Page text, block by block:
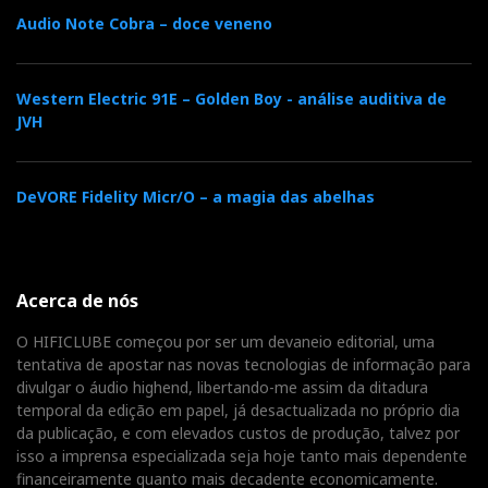
luz das suas emoções.
Nagra Compact VSF (base): 1.495 €
Distribuidor
Relacionado : Ajasom
Fazemos cinema! À sua medida...
Audio Note Cobra – doce veneno
Western Electric 91E – Golden Boy - análise auditiva de
JVH
DeVORE Fidelity Micr/O – a magia das abelhas
Acerca de nós
O HIFICLUBE começou por ser um devaneio editorial, uma
tentativa de apostar nas novas tecnologias de informação para
divulgar o áudio highend, libertando-me assim da ditadura
temporal da edição em papel, já desactualizada no próprio dia
da publicação, e com elevados custos de produção, talvez por
isso a imprensa especializada seja hoje tanto mais dependente
financeiramente quanto mais decadente economicamente.